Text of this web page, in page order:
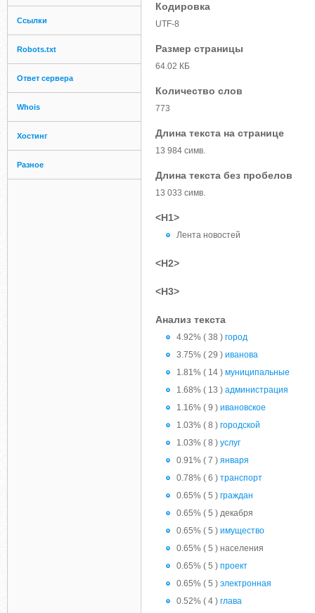
Ссылки
Robots.txt
Ответ сервера
Whois
Хостинг
Разное
Кодировка
UTF-8
Размер страницы
64.02 КБ
Количество слов
773
Длина текста на странице
13 984 симв.
Длина текста без пробелов
13 033 симв.
<H1>
Лента новостей
<H2>
<H3>
Анализ текста
4.92% ( 38 ) город
3.75% ( 29 ) иванова
1.81% ( 14 ) муниципальные
1.68% ( 13 ) администрация
1.16% ( 9 ) ивановское
1.03% ( 8 ) городской
1.03% ( 8 ) услуг
0.91% ( 7 ) января
0.78% ( 6 ) транспорт
0.65% ( 5 ) граждан
0.65% ( 5 ) декабря
0.65% ( 5 ) имущество
0.65% ( 5 ) населения
0.65% ( 5 ) проект
0.65% ( 5 ) электронная
0.52% ( 4 ) глава